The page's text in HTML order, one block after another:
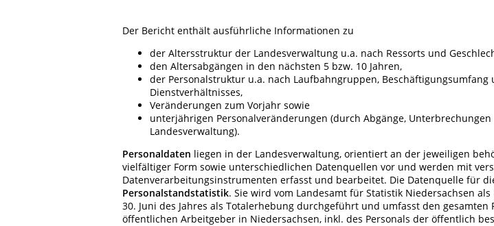
Der Bericht enthält ausführliche Informationen zu
der Altersstruktur der Landesverwaltung u.a. nach Ressorts und
den Altersabgängen in den nächsten 5 bzw. 10 Jahren,
der Personalstruktur u.a. nach Laufbahngruppen, Beschäftigungsumfang
Dienstverhältnisses,
Veränderungen zum Vorjahr sowie
unterjährigen Personalveränderungen (durch Abgänge,
Landesverwaltung).
Personaldaten liegen in der Landesverwaltung, orientiert an der jeweiligen
vielfältiger Form sowie unterschiedlichen Datenquellen vor und werden mit
Datenverarbeitungsinstrumenten erfasst und bearbeitet. Die Datenquelle für
Personalstandstatistik. Sie wird vom Landesamt für Statistik Niedersachsen
30. Juni des Jahres als Totalerhebung durchgeführt und umfasst den gesamten
öffentlichen Arbeitgeber in Niedersachsen, inkl. des Personals der öffentlich